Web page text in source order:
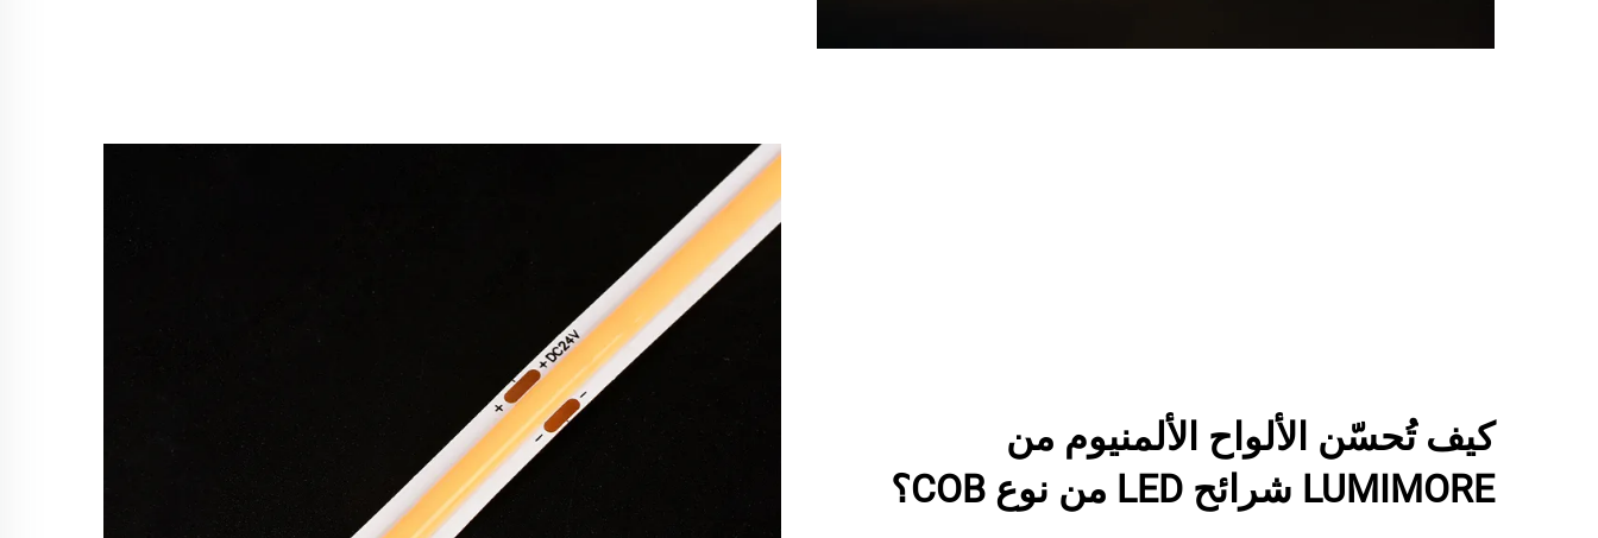
كيف تُحسّن الألواح الألمنيوم من
LUMIMORE شرائح LED من نوع COB؟